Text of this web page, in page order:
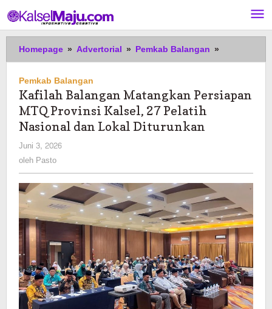
ke
konten
Homepage » Advertorial » Pemkab Balangan »
Balangan
Persiapan
MTQ
dan
Lokal
Diturunkan
Pemkab Balangan
Kafilah Balangan Matangkan Persiapan
MTQ Provinsi Kalsel, 27 Pelatih
Nasional dan Lokal Diturunkan
Juni 3, 2026
oleh Pasto